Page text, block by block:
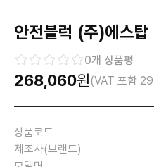
안전블럭 (주)에스탑
0개 상품평
268,060원(VAT 포함
상품코드
제조사(브랜드)